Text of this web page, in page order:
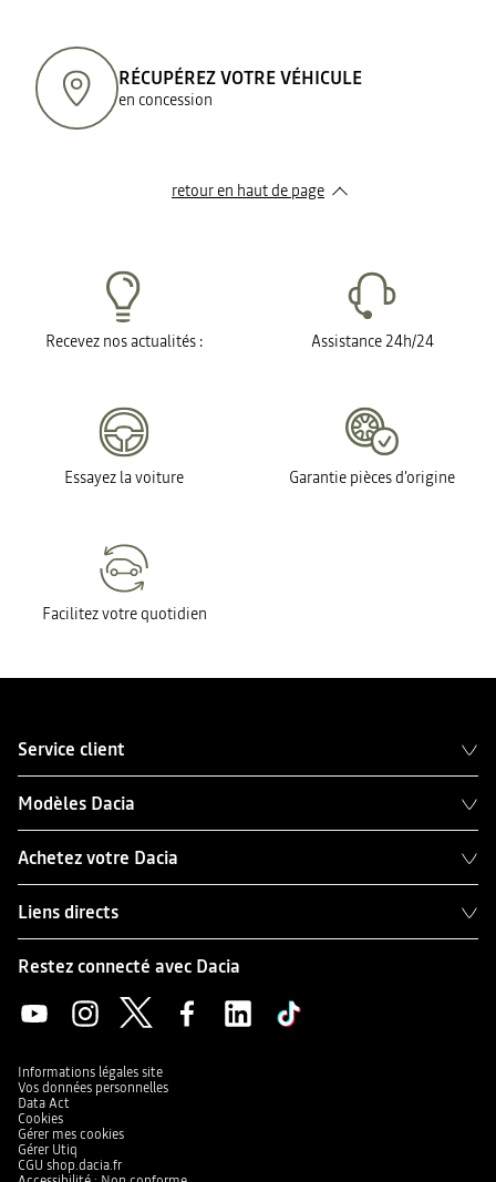
RÉCUPÉREZ VOTRE VÉHICULE
en concession
retour en haut de page​
Recevez nos actualités : Assistance 24h/24
Essayez la voiture Garantie pièces d'origine
Facilitez votre quotidien
Service client
Modèles Dacia
Achetez votre Dacia
Liens directs
Restez connecté avec Dacia
Informations légales site
Vos données personnelles
Data Act
Cookies
Gérer mes cookies
Gérer Utiq
CGU shop.dacia.fr